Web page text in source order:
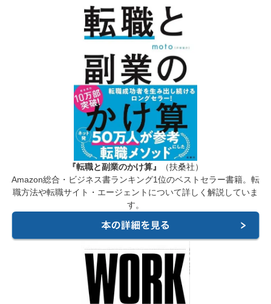
『転職と副業のかけ算』
（扶桑社）
Amazon総合・ビジネス書ランキング1位のベストセラー書籍。転
職方法や転職サイト・エージェントについて詳しく解説していま
す。